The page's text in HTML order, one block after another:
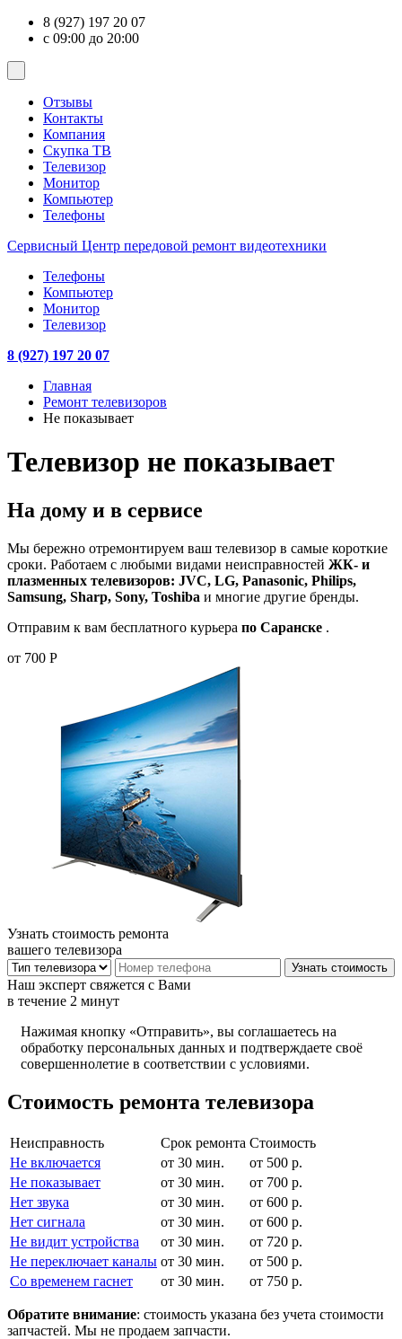
8 (927) 197 20 07
с 09:00 до 20:00
Отзывы
Контакты
Компания
Скупка ТВ
Телевизор
Монитор
Компьютер
Телефоны
Сервисный Центр передовой ремонт видеотехники
Телефоны
Компьютер
Монитор
Телевизор
8 (927) 197 20 07
Главная
Ремонт телевизоров
Не показывает
Телевизор не показывает
На дому и в сервисе
Мы бережно отремонтируем ваш телевизор в самые короткие
сроки. Работаем с любыми видами неисправностей ЖК- и
плазменных телевизоров: JVC, LG, Panasonic, Philips,
Samsung, Sharp, Sony, Toshiba и многие другие бренды.
Отправим к вам бесплатного курьера по Саранске .
от 700 Р
Узнать стоимость ремонта
вашего телевизора
Наш эксперт свяжется с Вами
в течение 2 минут
Нажимая кнопку «Отправить», вы соглашаетесь на
обработку персональных данных и подтверждаете своё
совершеннолетие в соответствии с условиями.
Стоимость ремонта телевизора
Неисправность Срок ремонта Стоимость
Не включается
от 30 мин.
от 500 р.
Не показывает
от 30 мин.
от 700 р.
Нет звука
от 30 мин.
от 600 р.
Нет сигнала
от 30 мин.
от 600 р.
Не видит устройства
от 30 мин.
от 720 р.
Не переключает каналы от 30 мин.
от 500 р.
Со временем гаснет
от 30 мин. от 750 р.
Обратите внимание: стоимость указана без учета стоимости
запчастей. Мы не продаем запчасти.